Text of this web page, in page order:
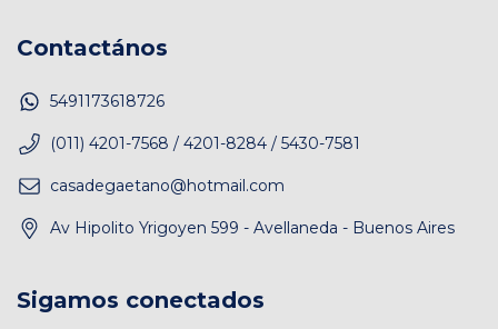
Contactános
5491173618726
(011) 4201-7568 / 4201-8284 / 5430-7581
casadegaetano@hotmail.com
Av Hipolito Yrigoyen 599 - Avellaneda - Buenos Aires
Sigamos conectados